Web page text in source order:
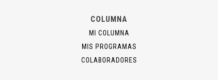
COLUMNA
MI COLUMNA
MIS PROGRAMAS
COLABORADORES